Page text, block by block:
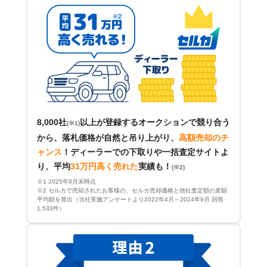
8,000社(※1)以上が登録するオークションで競り合う
から、落札価格が自然と吊り上がり、 高額売却のチ
ャンス ！ ディーラーでの下取りや一括査定サイトよ
り、平均31万円高く売れた実績も！ (※2)
※1 2025年8月末時点
※2 セルカで売却されたお客様の、セルカ売却価格と他社査定額の差額
平均額を算出（当社実施アンケートより2022年4月～2024年9月 回答
1,533件）